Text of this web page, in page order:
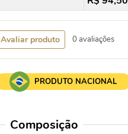
Avaliar produto 0 avaliações
PRODUTO NACIONAL
Composição